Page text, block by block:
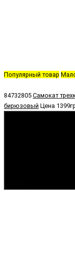
Популярный товар
84732805 Самокат
бирюзовый Цена